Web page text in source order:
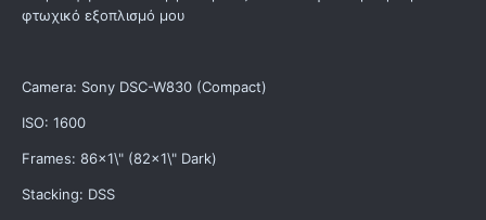
φτωχικό εξοπλισμό μου
Camera: Sony DSC-W830 (Compact)
ISO: 1600
Frames: 86x1\" (82x1\" Dark)
Stacking: DSS